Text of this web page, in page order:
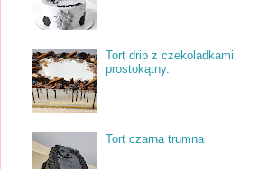
Tort drip z czekoladkami
prostokątny.
Tort czarna trumna